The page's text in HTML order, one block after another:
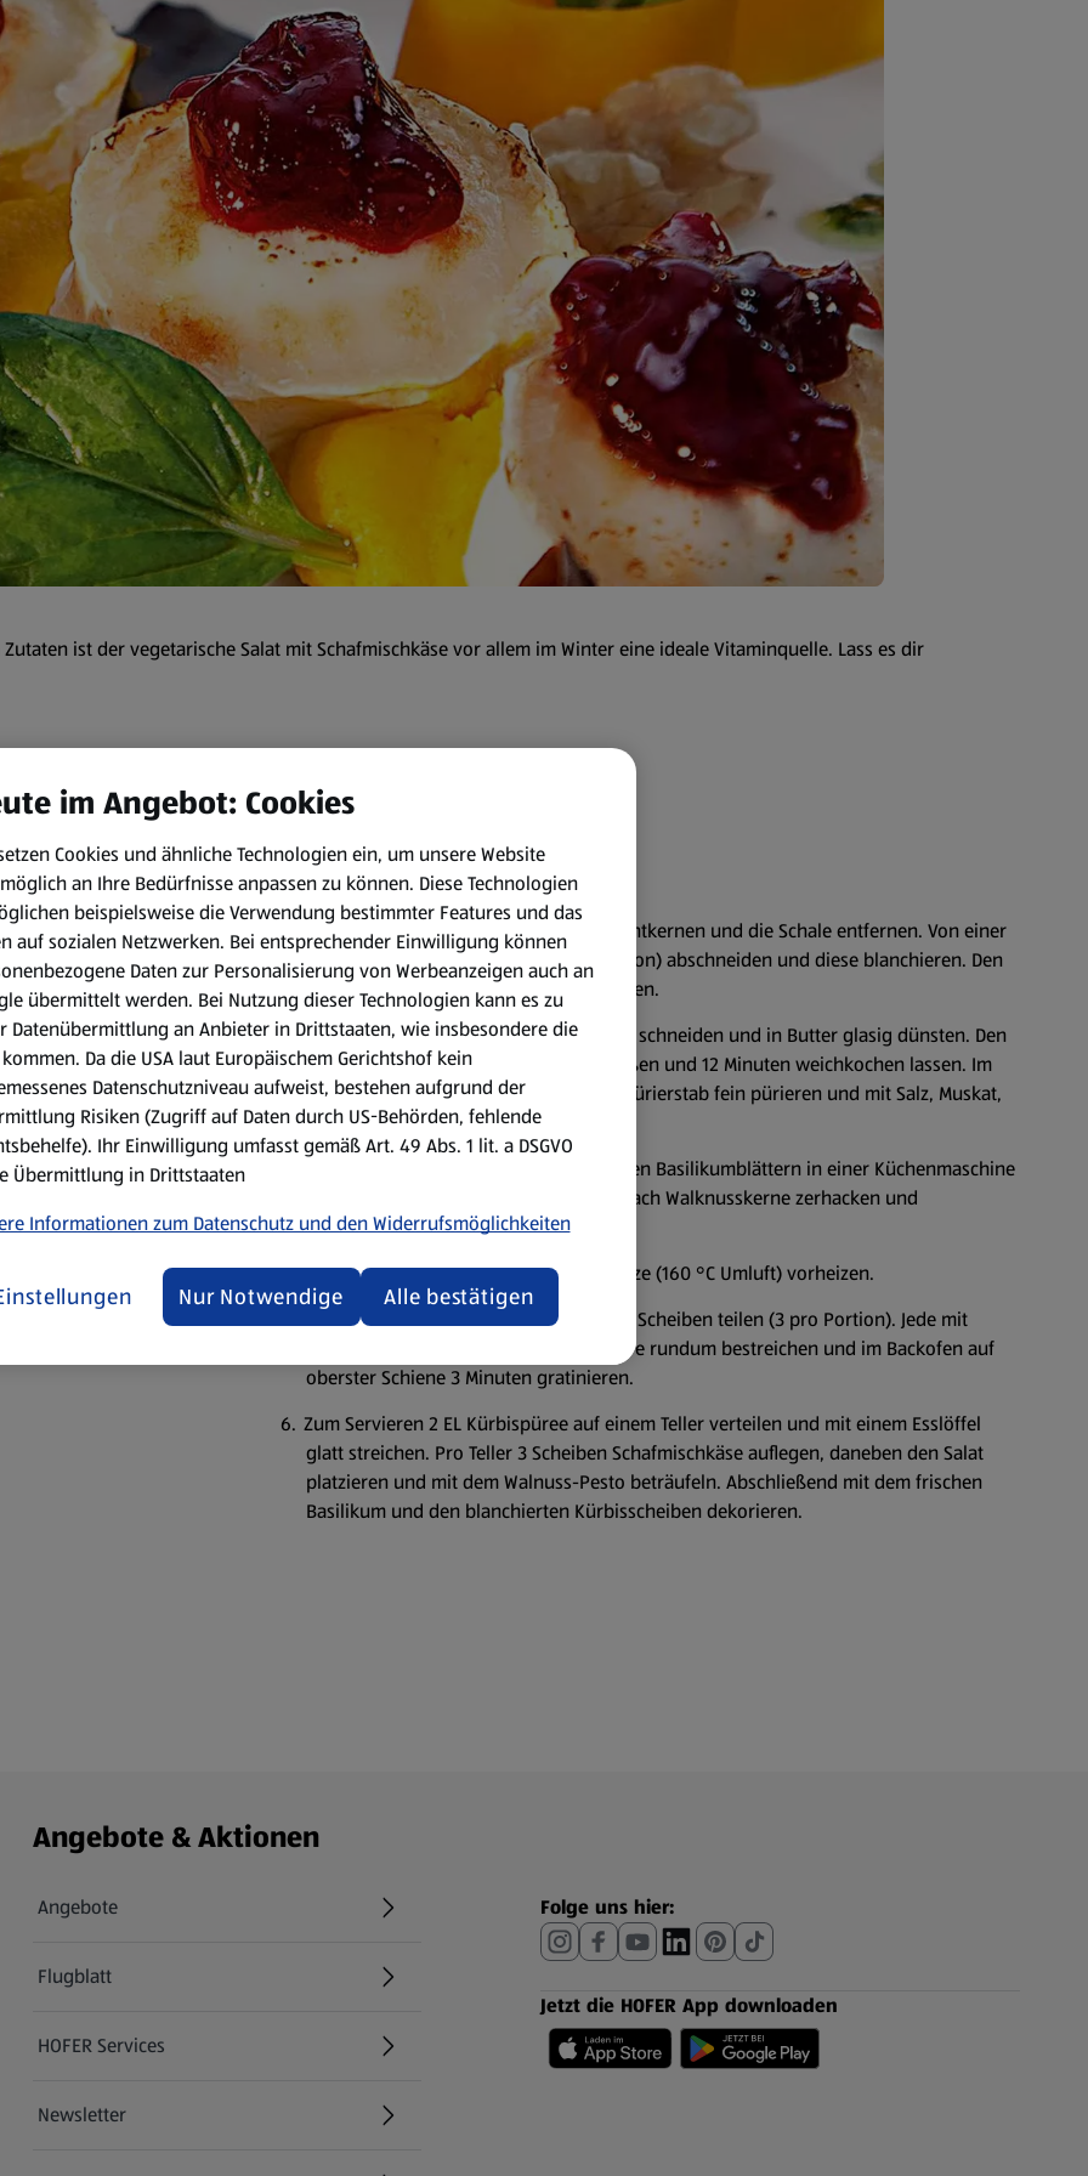
ist der vegetarische Salat mit Schafmischkäse vor allem im Winter eine ideale Vitaminquelle. Lass es dir
min
Zubereitungsart:
Den Kürbis in zwei Hälften schneiden, entkernen und die Schale entfernen. Von einer
Hälfte 2 mm dicke Scheiben (2 pro Portion) abschneiden und diese blanchieren. Den
übrigen Kürbis in kleine Stücke schneiden.
Zwiebel schälen, häuten, in feine Würfel schneiden und in Butter glasig dünsten. Den
Kürbis untermengen, mit Suppe aufgießen und 12 Minuten weichkochen lassen. Im
Anschluss die Kürbisstücke mit einem Pürierstab fein pürieren und mit Salz, Muskat,
Pfeffer sowie Zucker verfeinern.
Parmesan reiben und gemeinsam mit den Basilikumblättern in einer Küchenmaschine
zu einem feinen Pesto verarbeiten. Danach Walknusskerne zerhacken und
beimengen.
Den Backofen auf 180 °C Ober-/Unterhitze (160 °C Umluft) vorheizen.
Die Schafmischkäserolle in gleich große Scheiben teilen (3 pro Portion). Jede mit
einem halben Teelöffel Weichselkonfitüre rundum bestreichen und im Backofen auf
oberster Schiene 3 Minuten gratinieren.
Zum Servieren 2 EL Kürbispüree auf einem Teller verteilen und mit einem Esslöffel
glatt streichen. Pro Teller 3 Scheiben Schafmischkäse auflegen, daneben den Salat
platzieren und mit dem Walnuss-Pesto beträufeln. Abschließend mit dem frischen
Basilikum und den blanchierten Kürbisscheiben dekorieren.
Angebote & Aktionen
Angebote
Flugblatt
HOFER Services
Newsletter
Folge uns hier:
Jetzt die HOFER App downloaden
im Angebot: Cookies
Cookies und ähnliche Technologien ein, um unsere Website
an Ihre Bedürfnisse anpassen zu können. Diese Technologien
beispielsweise die Verwendung bestimmter Features und das
auf sozialen Netzwerken. Bei entsprechender Einwilligung können
Daten zur Personalisierung von Werbeanzeigen auch an
übermittelt werden. Bei Nutzung dieser Technologien kann es zu
Datenübermittlung an Anbieter in Drittstaaten, wie insbesondere die
kommen. Da die USA laut Europäischem Gerichtshof kein
Datenschutzniveau aufweist, bestehen aufgrund der
Risiken (Zugriff auf Daten durch US-Behörden, fehlende
Ihr Einwilligung umfasst gemäß Art. 49 Abs. 1 lit. a DSGVO
Übermittlung in Drittstaaten
Informationen zum Datenschutz und den Widerrufsmöglichkeiten
Nur Notwendige Alle bestätigen